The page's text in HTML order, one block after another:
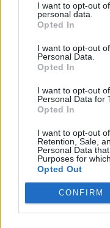
I want to opt-out
personal data.
Opted In
I want to opt-out
Personal Data.
Opted In
I want to opt-out
Personal Data for
Opted In
I want to opt-out
Retention, Sale,
Personal Data
Purposes for
Opted Out
CONFIRM
– Kong
båten